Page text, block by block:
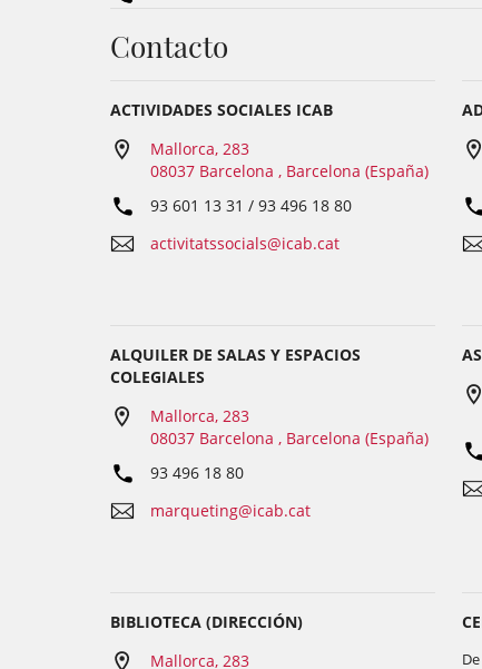
Contacto
ACTIVIDADES SOCIALES ICAB
Mallorca, 283
08037 Barcelona , Barcelona (España)
93 601 13 31 / 93 496 18 80
activitatssocials@icab.cat
ALQUILER DE SALAS Y ESPACIOS
COLEGIALES
Mallorca, 283
08037 Barcelona , Barcelona (España)
93 496 18 80
marqueting@icab.cat
BIBLIOTECA (DIRECCIÓN)
Mallorca, 283